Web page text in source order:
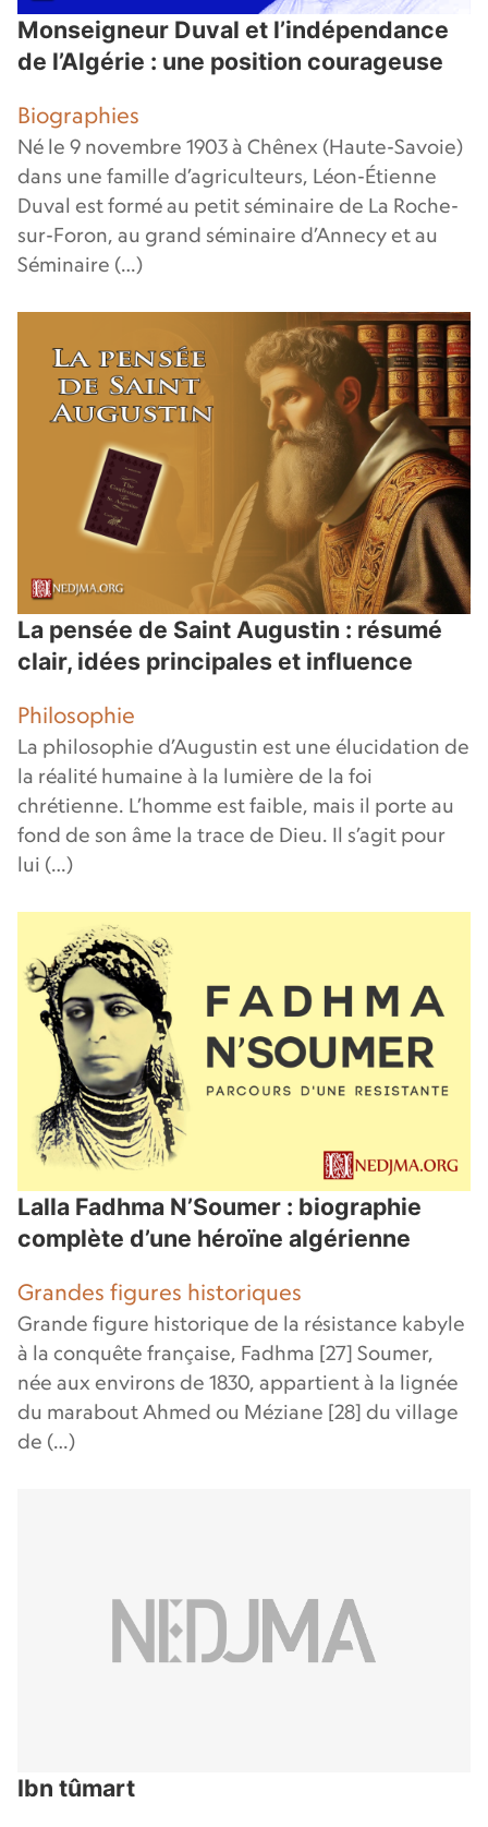
Monseigneur Duval et l’indépendance
de l’Algérie : une position courageuse
Biographies
Né le 9 novembre 1903 à Chênex (Haute-Savoie)
dans une famille d’agriculteurs, Léon-Étienne
Duval est formé au petit séminaire de La Roche-
sur-Foron, au grand séminaire d’Annecy et au
Séminaire (…)
La pensée de Saint Augustin : résumé
clair, idées principales et influence
Philosophie
La philosophie d’Augustin est une élucidation de
la réalité humaine à la lumière de la foi
chrétienne. L’homme est faible, mais il porte au
fond de son âme la trace de Dieu. Il s’agit pour
lui (…)
Lalla Fadhma N’Soumer : biographie
complète d’une héroïne algérienne
Grandes figures historiques
Grande figure historique de la résistance kabyle
à la conquête française, Fadhma [27] Soumer,
née aux environs de 1830, appartient à la lignée
du marabout Ahmed ou Méziane [28] du village
de (…)
Ibn tûmart